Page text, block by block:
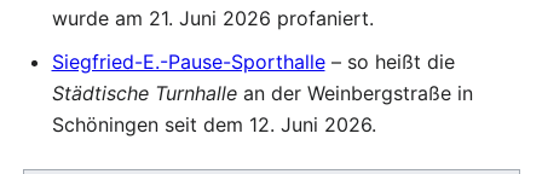
wurde am 21. Juni 2026 profaniert.
Siegfried-E.-Pause-Sporthalle– so heißt die
Städtische Turnhallean der Weinbergstraße in
Schöningen seit dem 12. Juni 2026.